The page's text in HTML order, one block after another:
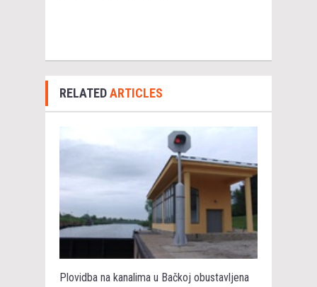
RELATEDARTICLES
Plovidba na kanalima u Bačkoj obustavljena